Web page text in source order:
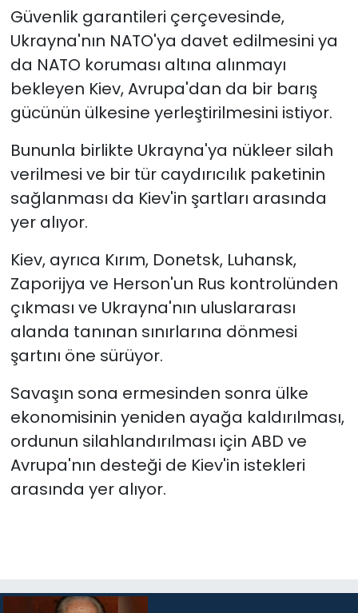
Güvenlik garantileri çerçevesinde,
Ukrayna'nın NATO'ya davet edilmesini ya
da NATO koruması altına alınmayı
bekleyen Kiev, Avrupa'dan da bir barış
gücünün ülkesine yerleştirilmesini istiyor.
Bununla birlikte Ukrayna'ya nükleer silah
verilmesi ve bir tür caydırıcılık paketinin
sağlanması da Kiev'in şartları arasında
yer alıyor.
Kiev, ayrıca Kırım, Donetsk, Luhansk,
Zaporijya ve Herson'un Rus kontrolünden
çıkması ve Ukrayna'nın uluslararası
alanda tanınan sınırlarına dönmesi
şartını öne sürüyor.
Savaşın sona ermesinden sonra ülke
ekonomisinin yeniden ayağa kaldırılması,
ordunun silahlandırılması için ABD ve
Avrupa'nın desteği de Kiev'in istekleri
arasında yer alıyor. ​​​​​​​